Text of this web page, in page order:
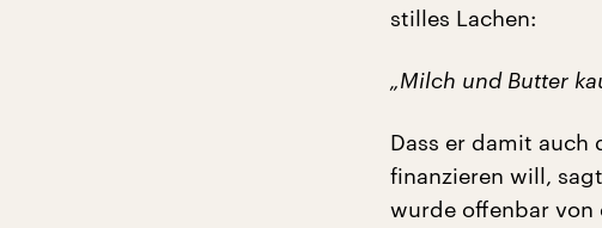
stilles Lachen:
„Milch und Butter
Dass er damit auch
finanzieren will,
wurde offenbar von